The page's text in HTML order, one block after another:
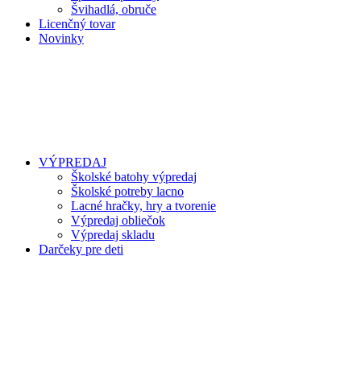
Švihadlá, obruče
Licenčný tovar
Novinky
VÝPREDAJ
Školské batohy výpredaj
Školské potreby lacno
Lacné hračky, hry a tvorenie
Výpredaj obliečok
Výpredaj skladu
Darčeky pre deti